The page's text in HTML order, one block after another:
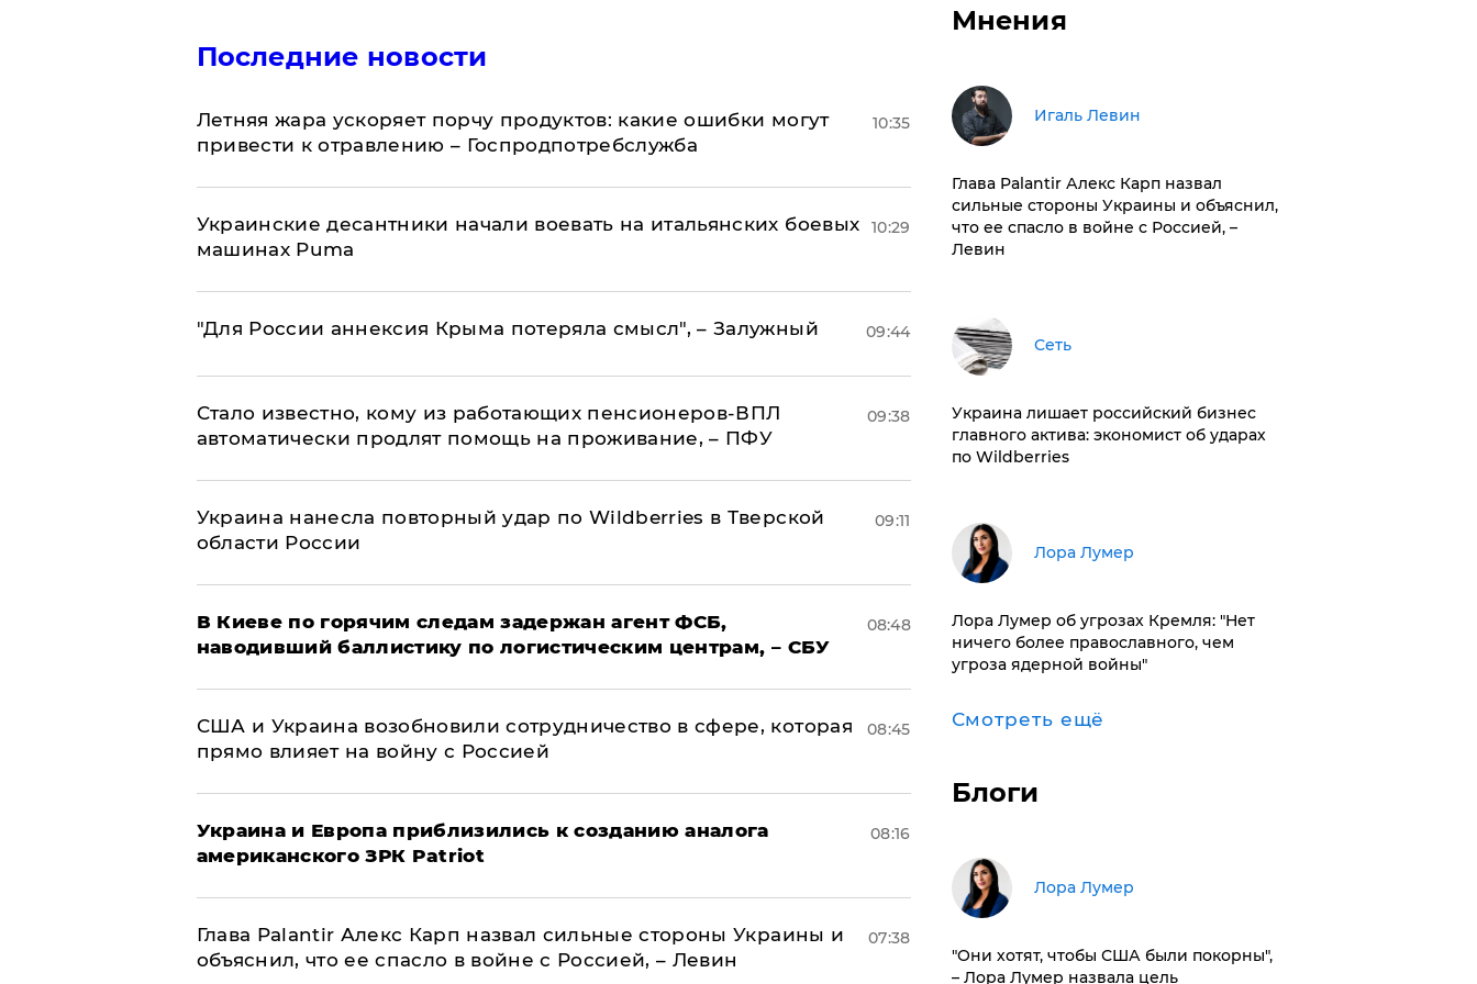
Последние новости
Летняя жара ускоряет порчу продуктов: какие ошибки могут
привести к отравлению – Госпродпотребслужба
10:35
Украинские десантники начали воевать на итальянских боевых
машинах Puma
10:29
"Для России аннексия Крыма потеряла смысл", – Залужный 09:44
Стало известно, кому из работающих пенсионеров-ВПЛ
автоматически продлят помощь на проживание, – ПФУ
09:38
Украина нанесла повторный удар по Wildberries в Тверской
области России
09:11
В Киеве по горячим следам задержан агент ФСБ,
наводивший баллистику по логистическим центрам, – СБУ
08:48
США и Украина возобновили сотрудничество в сфере, которая
прямо влияет на войну с Россией
08:45
Украина и Европа приблизились к созданию аналога
американского ЗРК Patriot
08:16
Глава Palantir Алекс Карп назвал сильные стороны Украины и
объяснил, что ее спасло в войне с Россией, – Левин
07:38
Мнения
Игаль Левин
Глава Palantir Алекс Карп назвал
сильные стороны Украины и объяснил,
что ее спасло в войне с Россией, –
Левин
Сеть
​Украина лишает российский бизнес
главного актива: экономист об ударах
по Wildberries
​Лора Лумер
Лора Лумер об угрозах Кремля: "Нет
ничего более православного, чем
угроза ядерной войны"
Смотреть ещё
Блоги
​Лора Лумер
"Они хотят, чтобы США были покорны",
– Лора Лумер назвала цель